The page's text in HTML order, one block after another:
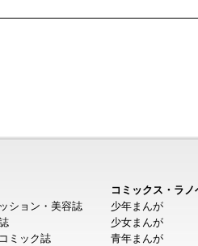
ション・美容誌
ミック誌
コミックス・ラノ
少年まんが
少女まんが
青年まんが